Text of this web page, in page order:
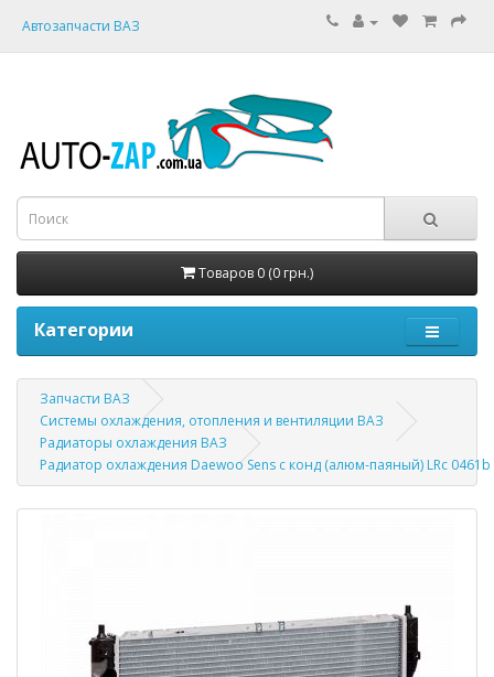
Автозапчасти ВАЗ
Товаров 0 (0 грн.)
Категории
Запчасти ВАЗ
Системы охлаждения, отопления и вентиляции ВАЗ
Радиаторы охлаждения ВАЗ
Радиатор охлаждения Daewoo Sens с конд (алюм-паяный) LRc 0461b